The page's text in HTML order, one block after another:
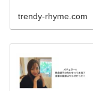
trendy-rhyme.com